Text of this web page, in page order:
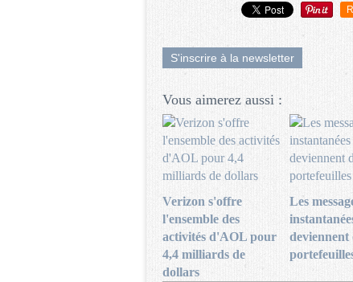
S'inscrire à la newsletter
Vous aimerez aussi :
Verizon s'offre
l'ensemble des
activités d'AOL pour
4,4 milliards de
dollars
Les
deviennent